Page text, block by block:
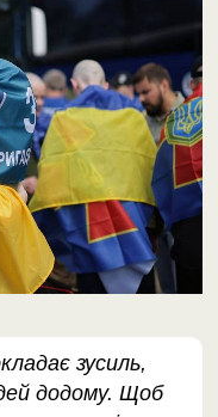
зусиль,
додому. Щоб